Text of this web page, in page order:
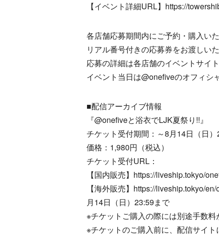
【イベント詳細URL】https://
各店舗応募期間内にご予約・購入い
リアル番号付きの応募券をお渡しい
応募の詳細は各店舗のイベントサイ
イベント当日は@onefiveのオフィシ
■配信アーカイブ情報
『@onefiveと浴衣でLJK夏祭り!!』
チケット受付期間：～8月14日（日
価格：1,980円（税込）
チケット受付URL：
【国内販売】https://liveship.tokyo/
【海外販売】https://liveship.tokyo/
月14日（日）23:59まで
※チケットご購入の際には別途手数
※チケットのご購入前に、配信サイ